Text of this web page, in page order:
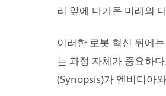
리 앞에 다가온 미래의
이러한 로봇 혁신 뒤에
는 과정 자체가 중요하
(Synopsis)가 엔비디아